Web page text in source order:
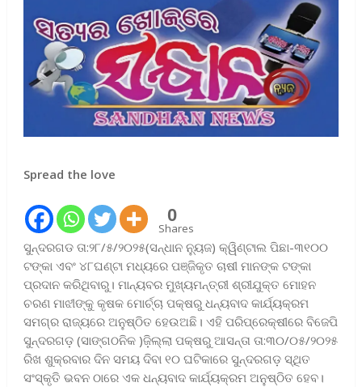
Spread the love
0
Shares
ସୁନ୍ଦରଗଡ ତା:୨୮/୫/୨୦୨୫(ସନ୍ଧାନ ନ୍ୟୁଜ) କ୍ୱିଣ୍ଟାଲ ପିଛା-୩୧୦୦
ଟଙ୍କା ଏବଂ ୪୮ଘଣ୍ଟା ମଧ୍ୟରେ ପଞ୍ଜିକୃତ ଚାଷୀ ମାନଙ୍କ ଟଙ୍କା
ପ୍ରଦାନ କରିଥିବାରୁ। ମାନ୍ୟବର ମୁଖ୍ୟମନ୍ତ୍ରୀ ଶ୍ରୀଯୁକ୍ତ ମୋହନ
ଚରଣ ମାଝୀଙ୍କୁ କୃଷକ ମୋର୍ଚ୍ଚା ପକ୍ଷରୁ ଧନ୍ୟବାଦ କାର୍ଯ୍ୟକ୍ରମ
ସମଗ୍ର ରାଜ୍ୟରେ ଅନୁଷ୍ଠିତ ହେଉଅଛି। ଏହି ପରିପ୍ରେକ୍ଷୀରେ ବିଜେପି
ସୁନ୍ଦରଗଡ଼ (ସାଙ୍ଗଠନିକ )ଜ଼ିଲ୍ଲା ପକ୍ଷରୁ ଆସନ୍ତା ତା:୩୦/୦୫/୨୦୨୫
ରିଖ ଶୁକ୍ରବାର ଦିନ ସମୟ ଦିବା ୧୦ ଘଟିକାରେ ସୁନ୍ଦରଗଡ଼ ସ୍ଥିତ
ସଂସ୍କୃତି ଭବନ ଠାରେ ଏକ ଧନ୍ୟବାଦ କାର୍ଯ୍ୟକ୍ରମ ଅନୁଷ୍ଠିତ ହେବ।